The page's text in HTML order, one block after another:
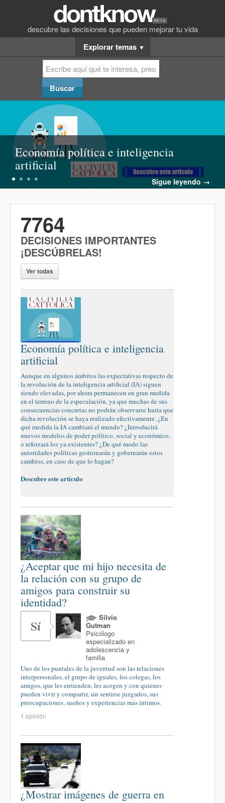
descubre las decisiones que pueden mejorar tu vida
Explorar temas ▼
Economía política e inteligencia
artificial
Sigue leyendo →
7764
DECISIONES IMPORTANTES
¡DESCÚBRELAS!
Ver todas
Economía política e inteligencia
artificial
Aunque en algunos ámbitos las expectativas respecto de
la revolución de la inteligencia artificial (IA) siguen
siendo elevadas, por ahora permanecen en gran medida
en el terreno de la especulación, ya que muchas de sus
consecuencias concretas no podrán observarse hasta que
dicha revolución se haya realizado efectivamente. ¿En
qué medida la IA cambiará el mundo? ¿Introducirá
nuevos modelos de poder político, social y económico,
o reforzará los ya existentes? ¿De qué modo las
autoridades políticas gestionarán y gobernarán estos
cambios, en caso de que lo hagan?
Descubre este artículo
¿Aceptar que mi hijo necesita de
la relación con su grupo de
amigos para construir su
identidad?
Sí
Silvio
Gutman
Psicólogo
especializado en
adolescencia y
familia
Uno de los puntales de la juventud son las relaciones
interpersonales, el grupo de iguales, los colegas, los
amigos, que les entienden, les acogen y con quienes
pueden vivir y compartir, sin sentirse juzgados, sus
preocupaciones, sueños y experiencias más íntimos.
1 opinión
¿Mostrar imágenes de guerra en